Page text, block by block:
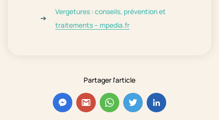
Partager l'article
Vergetures : conseils, prévention et
traitements – mpedia.fr